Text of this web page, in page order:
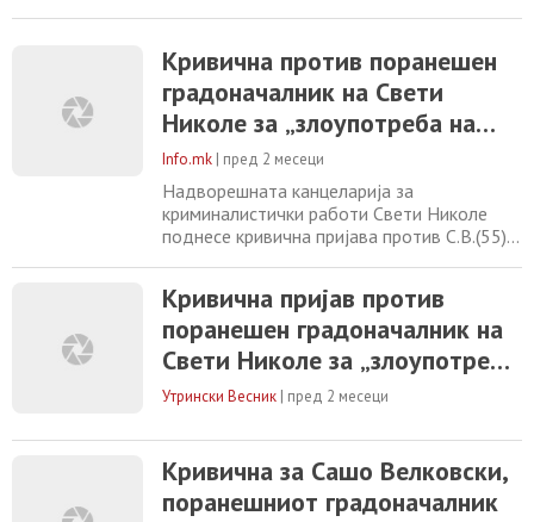
„злоупотреба на службената положба и
овластување“. Пријавениот, во својство на
градоначалник на општина Свети Николе,
во текот на 2021 година, пречекорувајќи
Кривична против поранешен
градоначалник на Свети
Николе за „злоупотреба на
службената положба и
овластување“
Info.mk | пред 2 месеци
Надворешната канцеларија за
криминалистички работи Свети Николе
поднесе кривична пријава против С.В.(55)
„злоупотреба на службената положба и
овластување“. Пријавениот, во својство на
градоначалник на општина Свети Николе,
во текот на 2021 година, пречекорувајќи
ги границите
Кривична пријав против
поранешен градоначалник на
Свети Николе за „злоупотреба
на службената положба и
Утрински Весник | пред 2 месеци
Кривична за Сашо Велковски,
поранешниот градоначалник